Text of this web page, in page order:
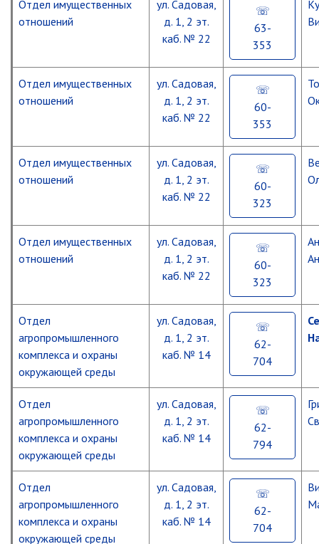
Отдел имущественных
отношений
ул. Садовая,
д. 1, 2 эт.
каб. № 22
63-
353
Отдел имущественных
отношений
ул. Садовая,
д. 1, 2 эт.
каб. № 22
60-
353
Отдел имущественных
отношений
ул. Садовая,
д. 1, 2 эт.
каб. № 22
60-
323
Отдел имущественных
отношений
ул. Садовая,
д. 1, 2 эт.
каб. № 22
60-
323
Отдел
агропромышленного
комплекса и охраны
окружающей среды
ул. Садовая,
д. 1, 2 эт.
каб. № 14
62-
704
Отдел
агропромышленного
комплекса и охраны
окружающей среды
ул. Садовая,
д. 1, 2 эт.
каб. № 14
62-
794
Отдел
агропромышленного
комплекса и охраны
окружающей среды
ул. Садовая,
д. 1, 2 эт.
каб. № 14
62-
704